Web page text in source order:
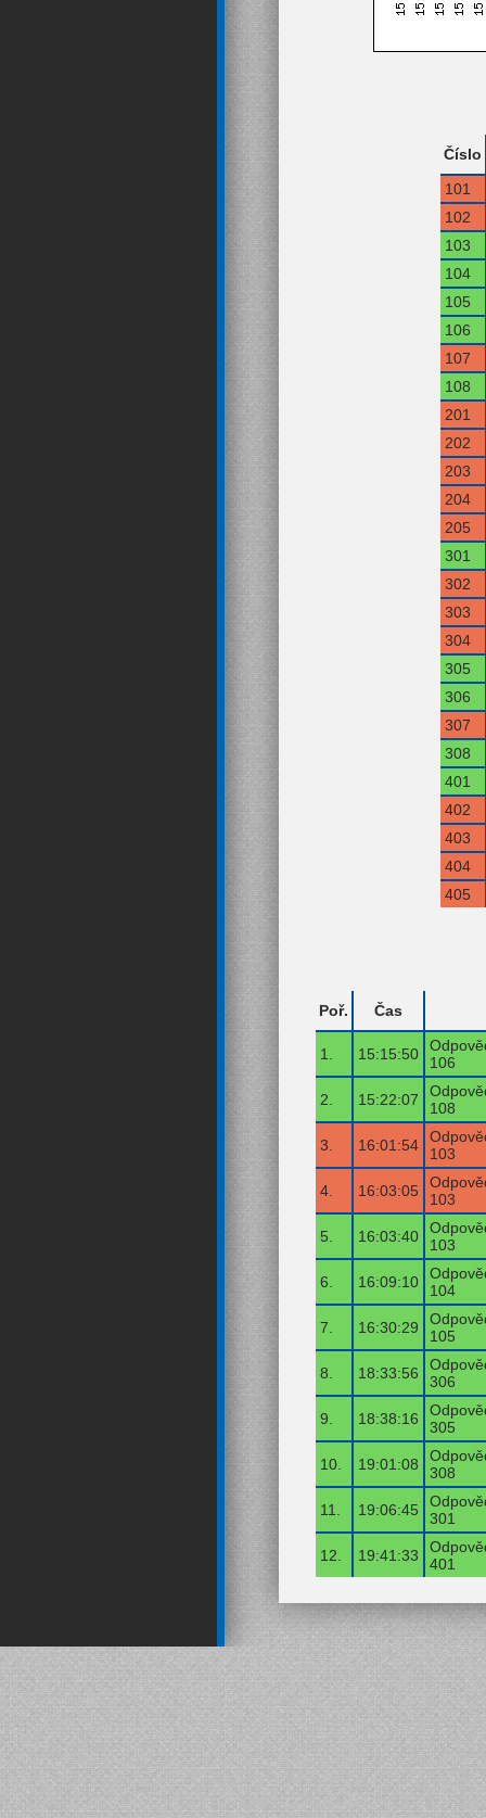
Číslo
101
102
103
104
105
106
107
108
201
202
203
204
205
301
302
303
304
305
306
307
308
401
402
403
404
405
Poř. Čas
1. 15:15:50
106
2. 15:22:07
108
3. 16:01:54
103
4. 16:03:05
103
5. 16:03:40
103
6. 16:09:10
104
7. 16:30:29
105
8. 18:33:56
306
9. 18:38:16
305
10. 19:01:08
308
11. 19:06:45
301
12. 19:41:33
401